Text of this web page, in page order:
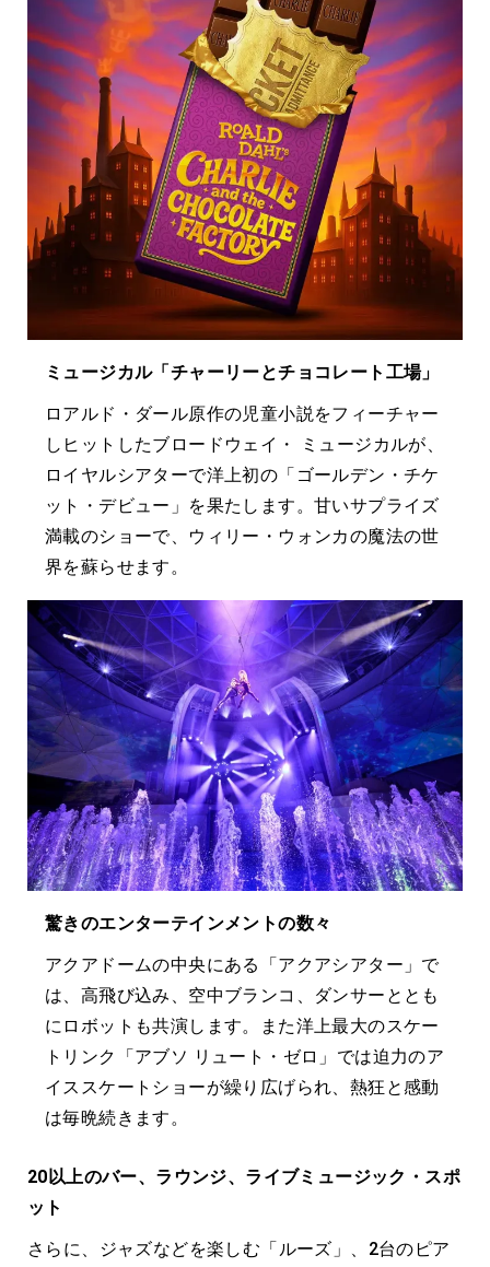
ミュージカル「チャーリーとチョコレート工場」
ロアルド・ダール原作の児童小説をフィーチャー
しヒットしたブロードウェイ・ ミュージカルが、
ロイヤルシアターで洋上初の「ゴールデン・チケ
ット・デビュー」を果たします。甘いサプライズ
満載のショーで、ウィリー・ウォンカの魔法の世
界を蘇らせます。
驚きのエンターテインメントの数々
アクアドームの中央にある「アクアシアター」で
は、高飛び込み、空中ブランコ、ダンサーととも
にロボットも共演します。また洋上最大のスケー
トリンク「アブソ リュート・ゼロ」では迫力のア
イススケートショーが繰り広げられ、熱狂と感動
は毎晩続きます。
20以上のバー、ラウンジ、ライブミュージック・スポ
ット
さらに、ジャズなどを楽しむ「ルーズ」、2台のピア